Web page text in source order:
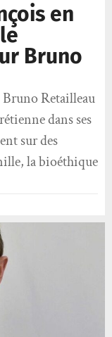
en
Bruno
Retailleau
dans ses
sur des
la bioéthique